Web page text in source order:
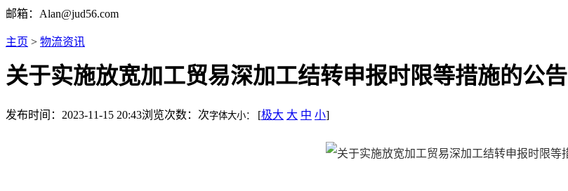
邮箱：Alan@jud56.com
主页 > 物流资讯
关于实施放宽加工贸易深加工结转申报时限等措施的公告
发布时间：2023-11-15 20:43浏览次数： 次字体大小： [极大 大 中 小]